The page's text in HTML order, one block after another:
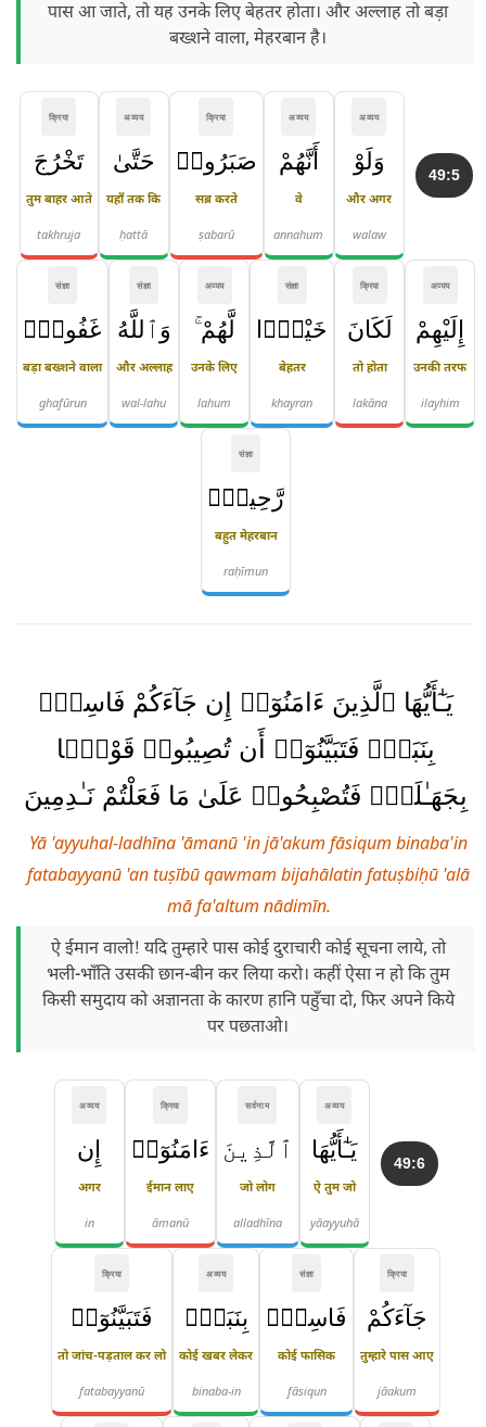
पास आ जाते, तो यह उनके लिए बेहतर होता। और अल्लाह तो बड़ा
बख्शने वाला, मेहरबान है।
49:5
अव्यय
وَلَوْ
और अगर
walaw
अव्यय
أَنَّهُمْ
वे
annahum
क्रिया
صَبَرُوا۟
सब्र करते
ṣabarū
अव्यय
حَتَّىٰ
यहाँ तक कि
ḥattā
क्रिया
تَخْرُجَ
तुम बाहर आते
takhruja
अव्यय
إِلَيْهِمْ
उनकी तरफ
ilayhim
क्रिया
لَكَانَ
तो होता
lakāna
संज्ञा
خَيْرًۭا
बेहतर
khayran
अव्यय
لَّهُمْ ۚ
उनके लिए
lahum
संज्ञा
وَٱللَّهُ
और अल्लाह
wal-lahu
संज्ञा
غَفُورٌۭ
बड़ा बख्शने वाला
ghafūrun
संज्ञा
رَّحِيمٌۭ
बहुत मेहरबान
raḥīmun
يَـٰٓأَيُّهَا ٱلَّذِينَ ءَامَنُوٓا۟ إِن جَآءَكُمْ فَاسِقٌۢ
بِنَبَإٍۢ فَتَبَيَّنُوٓا۟ أَن تُصِيبُوا۟ قَوْمًۢا
بِجَهَـٰلَةٍۢ فَتُصْبِحُوا۟ عَلَىٰ مَا فَعَلْتُمْ نَـٰدِمِينَ
Yā 'ayyuhal-ladhīna 'āmanū 'in jā'akum fāsiqum binaba'in
fatabayyanū 'an tuṣībū qawmam bijahālatin fatuṣbiḥū 'alā
mā fa'altum nādimīn.
ऐ ईमान वालो! यदि तुम्हारे पास कोई दुराचारी कोई सूचना लाये, तो
भली-भाँति उसकी छान-बीन कर लिया करो। कहीं ऐसा न हो कि तुम
किसी समुदाय को अज्ञानता के कारण हानि पहुँचा दो, फिर अपने किये
पर पछताओ।
49:6
अव्यय
يَـٰٓأَيُّهَا
ऐ तुम जो
yāayyuhā
सर्वनाम
ٱلَّذِينَ
जो लोग
alladhīna
क्रिया
ءَامَنُوٓا۟
ईमान लाए
āmanū
अव्यय
إِن
अगर
in
क्रिया
جَآءَكُمْ
तुम्हारे पास आए
jāakum
संज्ञा
فَاسِقٌۢ
कोई फासिक
fāsiqun
अव्यय
بِنَبَإٍۢ
कोई खबर लेकर
binaba-in
क्रिया
فَتَبَيَّنُوٓا۟
तो जांच-पड़ताल कर लो
fatabayyanū